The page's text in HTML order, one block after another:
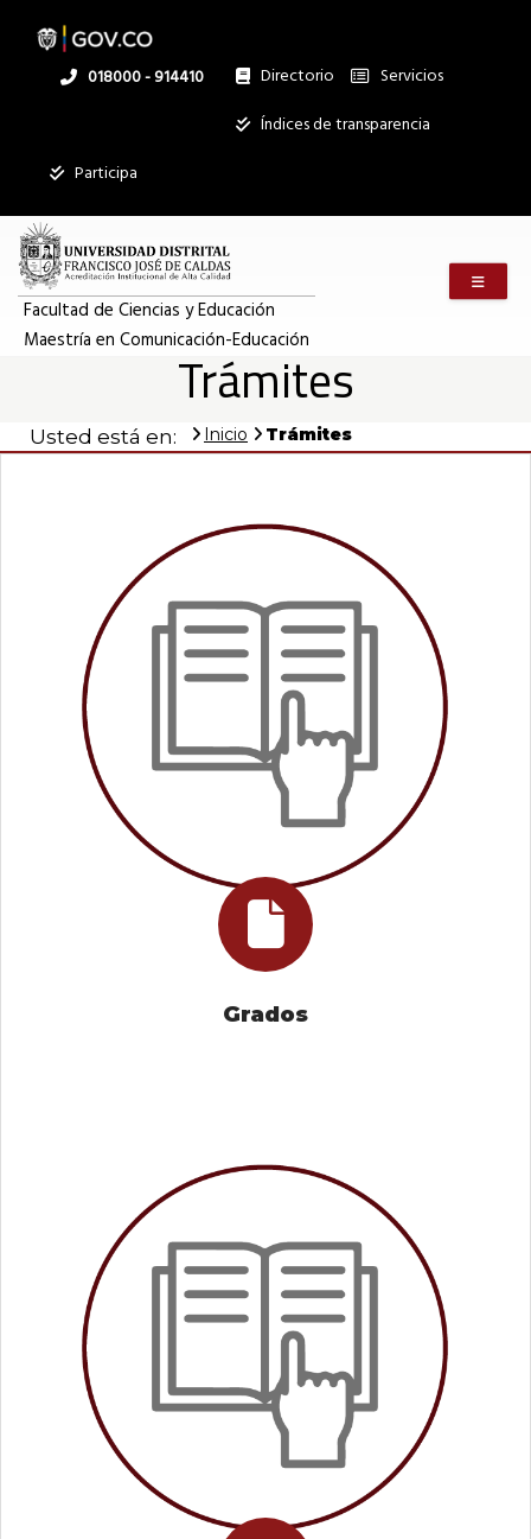
contenido
Linea
018000 - 914410 Directorio
Institucional
Servicios
Índices de transparencia
Participa
Facultad de Ciencias y Educación
Maestría en Comunicación-Educación
Trámites
Usted está en: Inicio Trámites
Grados